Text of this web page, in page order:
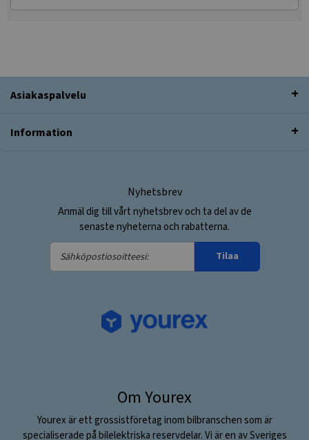
Asiakaspalvelu
Information
Nyhetsbrev
Anmäl dig till vårt nyhetsbrev och ta del av de
senaste nyheterna och rabatterna.
Sähköpostiosoitteesi:
Tilaa
Om Yourex
Yourex är ett grossistföretag inom bilbranschen som är
specialiserade på bilelektriska reservdelar. Vi är en av Sveriges